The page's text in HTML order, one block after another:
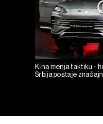
Kina menja taktiku -
Srbija postaje